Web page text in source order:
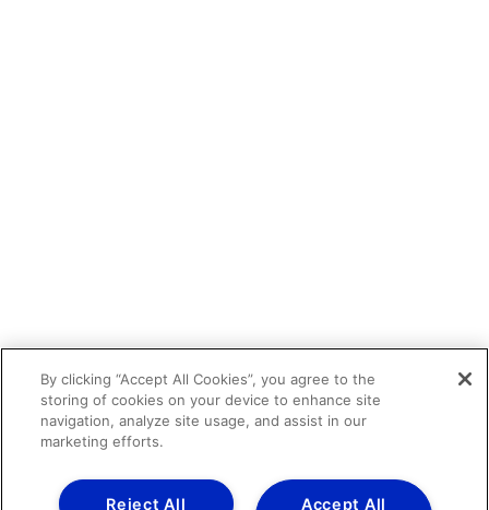
By clicking “Accept All Cookies”, you agree to the
storing of cookies on your device to enhance site
navigation, analyze site usage, and assist in our
marketing efforts.
Accept All
Reject All